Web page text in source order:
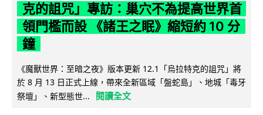
克的詛咒」專訪：巢穴不為提高世界首
領門檻而設 《諸王之眠》縮短約 10 分
鐘
《魔獸世界：至暗之夜》版本更新 12.1「烏拉特克的詛咒」將
於 8 月 13 日正式上線，帶來全新區域「盤蛇島」、地城「毒牙
祭壇」、新型態世...
閱讀全文